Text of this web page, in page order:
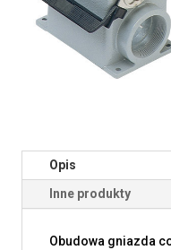
Opis
Inne produkty
Obudowa gniazda